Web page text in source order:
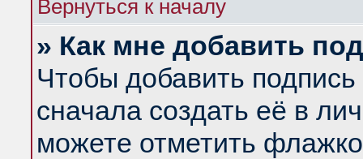
Вернуться к началу
» Как мне добавить
Чтобы добавить
сначала создать её в
можете отметить